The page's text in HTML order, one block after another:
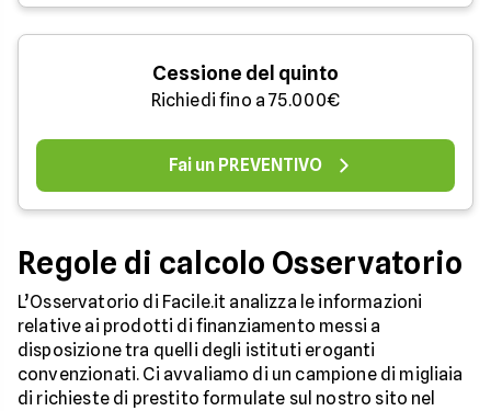
Cessione del quinto
Richiedi fino a 75.000€
Fai un PREVENTIVO
Regole di calcolo Osservatorio
L’Osservatorio di Facile.it analizza le informazioni
relative ai prodotti di finanziamento messi a
disposizione tra quelli degli istituti eroganti
convenzionati. Ci avvaliamo di un campione di migliaia
di richieste di prestito formulate sul nostro sito nel